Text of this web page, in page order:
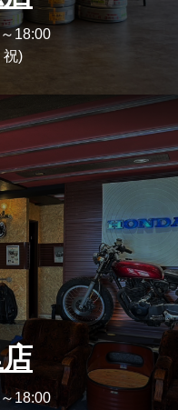
18:00
祝)
18:00